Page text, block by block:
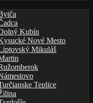
Kubín
Nové Mesto
Mikuláš
Teplice